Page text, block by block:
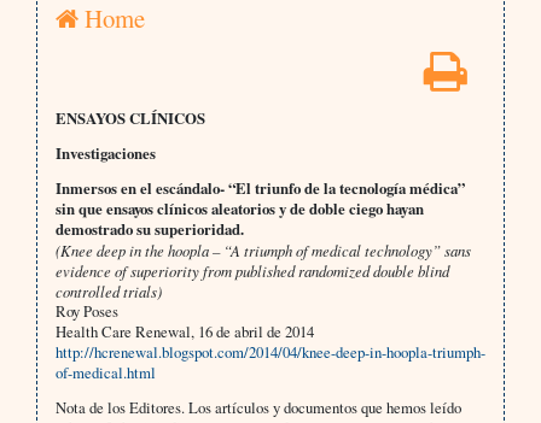
Home
ENSAYOS CLÍNICOS
Investigaciones
Inmersos en el escándalo- “El triunfo de la tecnología médica”
sin que ensayos clínicos aleatorios y de doble ciego hayan
demostrado su superioridad.
(Knee deep in the hoopla – “A triumph of medical technology” sans
evidence of superiority from published randomized double blind
controlled trials)
Roy Poses
Health Care Renewal, 16 de abril de 2014
http://hcrenewal.blogspot.com/2014/04/knee-deep-in-hoopla-triumph-
of-medical.html
Nota de los Editores. Los artículos y documentos que hemos leído